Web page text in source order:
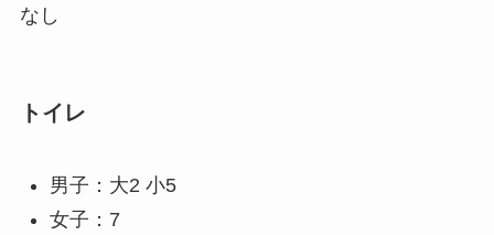
なし
トイレ
男子：大2 小5
女子：7